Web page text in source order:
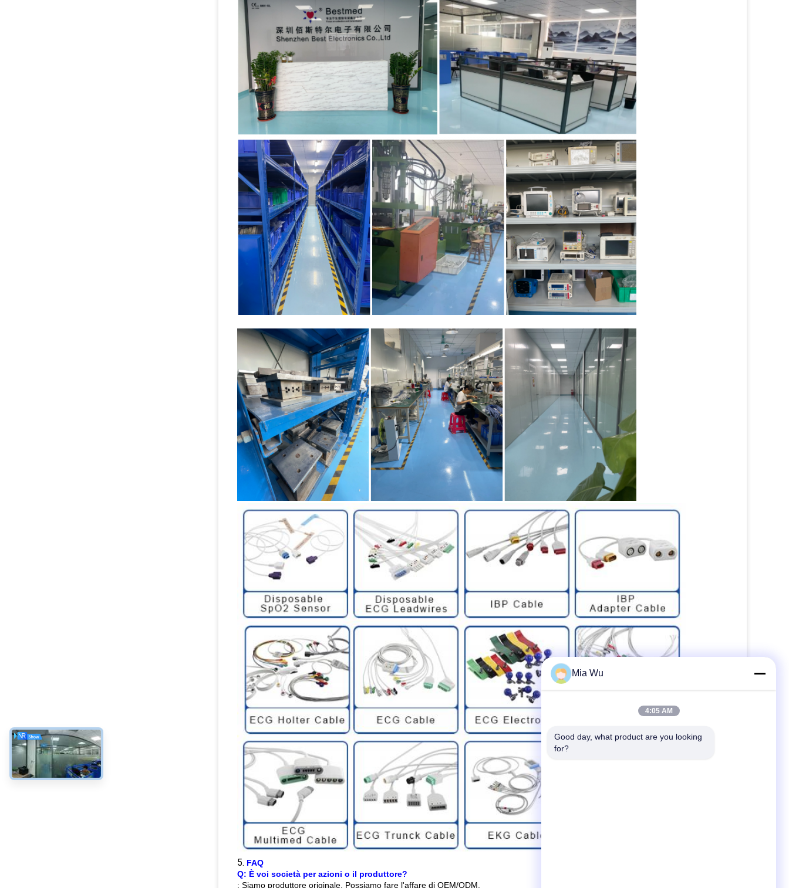
5. FAQ
Q: È voi società per azioni o il produttore?
: Siamo produttore originale. Possiamo fare l'affare di OEM/ODM.
Mia Wu
4:05 AM
Good day, what product are you looking
for?